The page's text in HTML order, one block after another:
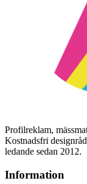
Profilreklam,
Kostnadsfri
ledande sedan 2012.
Information